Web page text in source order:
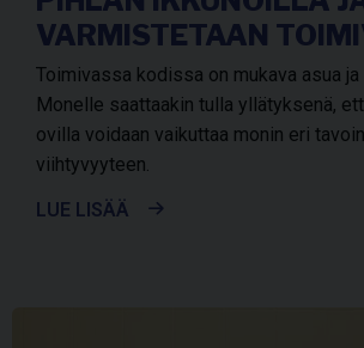
VARMISTETAAN
Toimivassa kodissa on mukava asua ja
Monelle saattaakin tulla yllätyksenä,
ovilla voidaan vaikuttaa monin eri
viihtyvyyteen.
LUE LISÄÄ